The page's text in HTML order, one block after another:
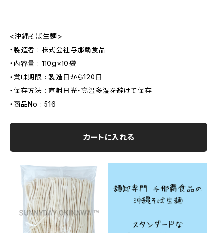
<沖縄そば生麺>
・製造者 : 株式会社与那覇食品
・内容量 : 110g×10袋
・賞味期限 : 製造日から120日
・保存方法 : 直射日光・高温多湿を避けて保存
・商品No : 516
カートに入れる